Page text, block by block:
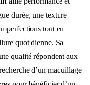
durée, une texture
tout en
quotidienne. Sa
qualité répondent aux
d’un maquillage